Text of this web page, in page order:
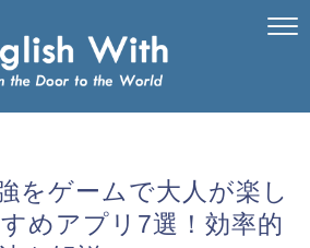
をゲームで大人が楽し
めアプリ7選！効率的